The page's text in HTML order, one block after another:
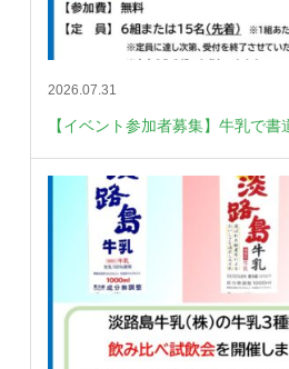
2026.07.31
【イベント参加者募集】牛乳で